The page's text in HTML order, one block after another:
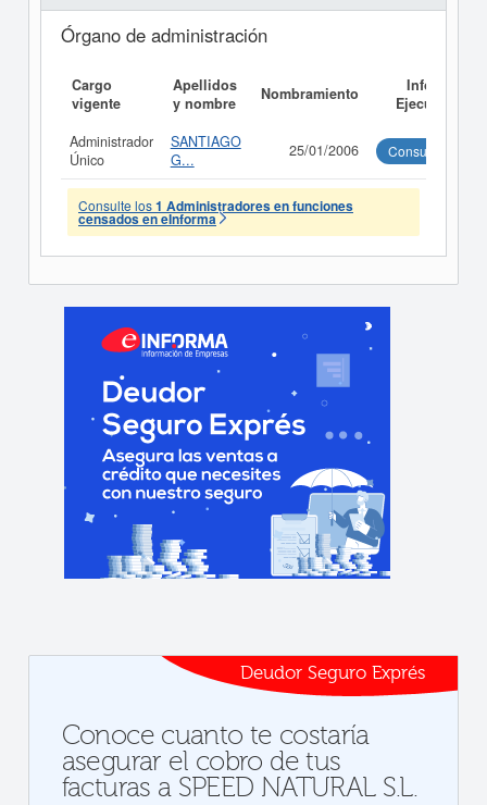
Órgano de administración
Cargo
vigente
Apellidos
y nombre
Nombramiento
Informe
Ejecutivo
Administrador
Único
SANTIAGO
G...
25/01/2006 Consultar
Consulte los1 Administradores en funciones
censados en eInforma
Deudor Seguro Exprés
Conoce cuanto te costaría
asegurar el cobro de tus
facturas a SPEED NATURAL S.L.